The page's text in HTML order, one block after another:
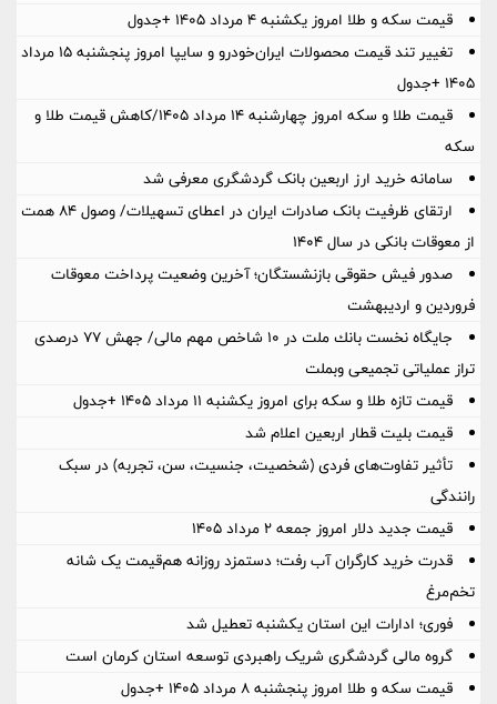
قیمت سکه و طلا امروز یکشنبه ۴ مرداد ۱۴۰۵ +جدول
تغییر تند قیمت محصولات ایران‌خودرو و سایپا امروز پنجشنبه ۱۵ مرداد
۱۴۰۵ +جدول
قیمت طلا و سکه امروز چهارشنبه ۱۴ مرداد ۱۴۰۵/کاهش قیمت طلا و
سکه
سامانه خرید ارز اربعین بانک گردشگری معرفی شد
ارتقای ظرفیت بانک صادرات ایران در اعطای تسهیلات/ وصول ۸۴ همت
از معوقات بانکی در سال ۱۴۰۴
صدور فیش حقوقی بازنشستگان؛ آخرین وضعیت پرداخت معوقات
فروردین و اردیبهشت
جایگاه نخست بانك ملت در 10 شاخص مهم مالی/ جهش 77 درصدی
تراز عملیاتی تجمیعی وبملت
قیمت تازه طلا و سکه برای امروز یکشنبه ۱۱ مرداد ۱۴۰۵ +جدول
قیمت بلیت قطار اربعین اعلام شد
تأثیر تفاوت‌های فردی (شخصیت، جنسیت، سن، تجربه) در سبک
رانندگی
قیمت جدید دلار امروز جمعه ۲ مرداد ۱۴۰۵
قدرت خرید کارگران آب رفت؛ دستمزد روزانه هم‌قیمت یک شانه
تخم‌مرغ
فوری؛ ادارات این استان یکشنبه تعطیل شد
گروه مالی گردشگری شریک راهبردی توسعه استان کرمان است
قیمت سکه و طلا امروز پنجشنبه ۸ مرداد ۱۴۰۵ +جدول